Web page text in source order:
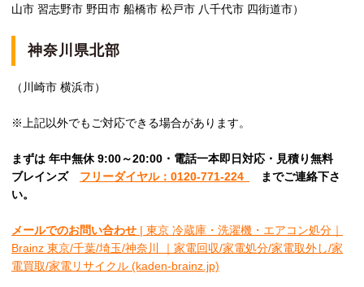
山市 習志野市 野田市 船橋市 松戸市 八千代市 四街道市）
神奈川県北部
（川崎市 横浜市）
※上記以外でもご対応できる場合があります。
まずは 年中無休 9:00～20:00・電話一本即日対応・見積り無料
ブレインズ フリーダイヤル：0120-771-224 までご連絡下さ
い。
メールでのお問い合わせ | 東京 冷蔵庫・洗濯機・エアコン処分｜
Brainz 東京/千葉/埼玉/神奈川 ｜家電回収/家電処分/家電取外し/家
電買取/家電リサイクル (kaden-brainz.jp)